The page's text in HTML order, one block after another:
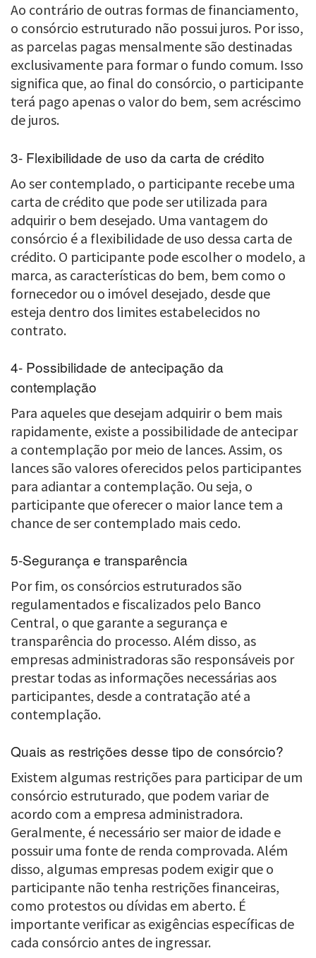
Ao contrário de outras formas de financiamento,
o consórcio estruturado não possui juros. Por isso,
as parcelas pagas mensalmente são destinadas
exclusivamente para formar o fundo comum. Isso
significa que, ao final do consórcio, o participante
terá pago apenas o valor do bem, sem acréscimo
de juros.
3- Flexibilidade de uso da carta de crédito
Ao ser contemplado, o participante recebe uma
carta de crédito que pode ser utilizada para
adquirir o bem desejado. Uma vantagem do
consórcio é a flexibilidade de uso dessa carta de
crédito. O participante pode escolher o modelo, a
marca, as características do bem, bem como o
fornecedor ou o imóvel desejado, desde que
esteja dentro dos limites estabelecidos no
contrato.
4- Possibilidade de antecipação da
contemplação
Para aqueles que desejam adquirir o bem mais
rapidamente, existe a possibilidade de antecipar
a contemplação por meio de lances. Assim, os
lances são valores oferecidos pelos participantes
para adiantar a contemplação. Ou seja, o
participante que oferecer o maior lance tem a
chance de ser contemplado mais cedo.
5-Segurança e transparência
Por fim, os consórcios estruturados são
regulamentados e fiscalizados pelo Banco
Central, o que garante a segurança e
transparência do processo. Além disso, as
empresas administradoras são responsáveis por
prestar todas as informações necessárias aos
participantes, desde a contratação até a
contemplação.
Quais as restrições desse tipo de consórcio?
Existem algumas restrições para participar de um
consórcio estruturado, que podem variar de
acordo com a empresa administradora.
Geralmente, é necessário ser maior de idade e
possuir uma fonte de renda comprovada. Além
disso, algumas empresas podem exigir que o
participante não tenha restrições financeiras,
como protestos ou dívidas em aberto. É
importante verificar as exigências específicas de
cada consórcio antes de ingressar.